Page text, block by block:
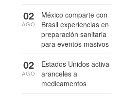
México comparte con
Brasil experiencias en
preparación sanitaria
para eventos masivos
02
AGO
Estados Unidos activa
aranceles a
medicamentos
02
AGO